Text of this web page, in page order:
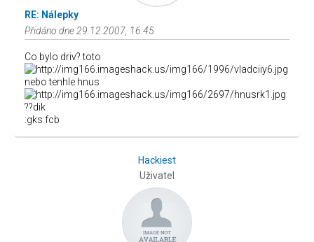
RE: Nálepky
Přidáno dne 29.12.2007, 16:45
Co bylo driv? toto
nebo tenhle hnus
??dik
:gks:fcb
Hackiest
Uživatel